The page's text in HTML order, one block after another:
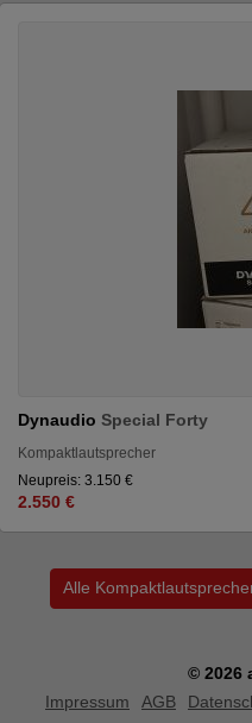
Dynaudio Special Forty
Kompaktlautsprecher
Neupreis: 3.150 €
2.550 €
Alle
© 2026
Impressum
AGB